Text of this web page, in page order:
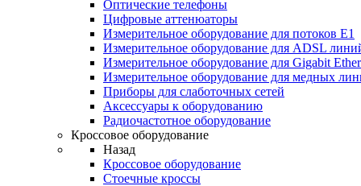
Оптические телефоны
Цифровые аттенюаторы
Измерительное оборудование для потоков Е1
Измерительное оборудование для ADSL
Измерительное оборудование для Gigabit
Измерительное оборудование для медных
Приборы для слаботочных сетей
Аксессуары к оборудованию
Радиочастотное оборудование
Кроссовое оборудование
Назад
Кроссовое оборудование
Стоечные кроссы